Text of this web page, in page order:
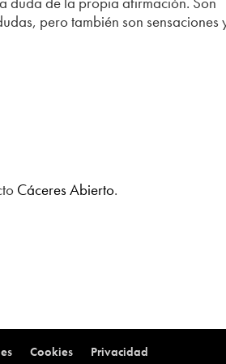
pero también son sensaciones
Cáceres Abierto.
Cookies Privacidad